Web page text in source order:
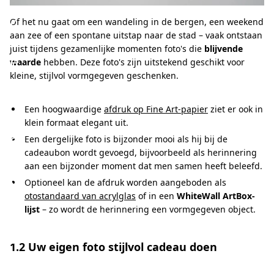
c
r
e
a
e
e
a
n
Of het nu gaat om een wandeling in de bergen, een weekend
aan zee of een spontane uitstap naar de stad – vaak ontstaan
juist tijdens gezamenlijke momenten foto's die blijvende
waarde hebben. Deze foto's zijn uitstekend geschikt voor
kleine, stijlvol vormgegeven geschenken.
Een hoogwaardige afdruk op Fine Art-papier ziet er ook in
klein formaat elegant uit.
Een dergelijke foto is bijzonder mooi als hij bij de
cadeaubon wordt gevoegd, bijvoorbeeld als herinnering
aan een bijzonder moment dat men samen heeft beleefd.
Optioneel kan de afdruk worden aangeboden als
otostandaard van acrylglas of in een WhiteWall ArtBox-
lijst – zo wordt de herinnering een vormgegeven object.
1.2 Uw eigen foto stijlvol cadeau doen